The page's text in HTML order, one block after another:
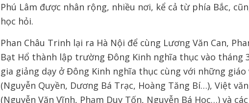
Phú Lâm được nhân rộng, nhiều nơi, kể cả từ phía Bắc,
học hỏi.
Phan Châu Trinh lại ra Hà Nội để cùng Lương Văn Can,
Bạt Hổ thành lập trường Đông Kinh nghĩa thục vào tháng
gia giảng dạy ở Đông Kinh nghĩa thục cùng với những giáo
(Nguyễn Quyền, Dương Bá Trạc, Hoàng Tăng Bí…), Việt
(Nguyễn Văn Vĩnh, Phạm Duy Tốn, Nguyễn Bá Học…) và